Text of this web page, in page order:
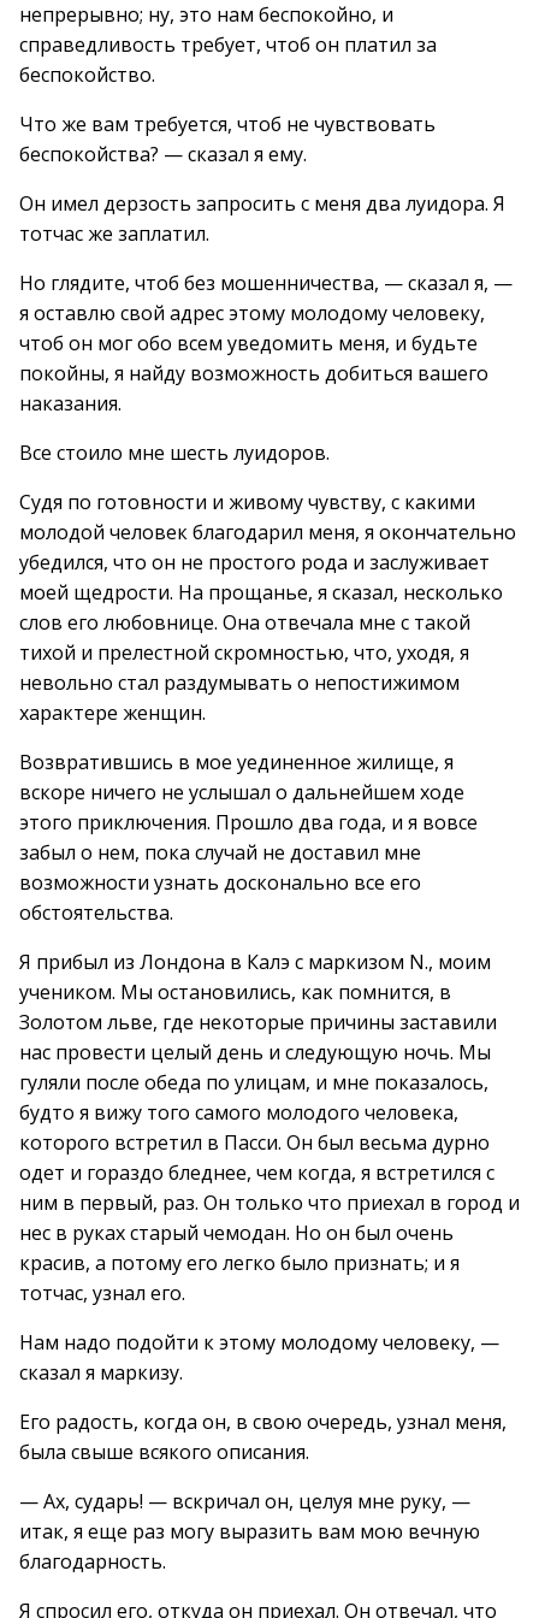
непрерывно; ну, это нам беспокойно, и
справедливость требует, чтоб он платил за
беспокойство.
Что же вам требуется, чтоб не чувствовать
беспокойства? — сказал я ему.
Он имел дерзость запросить с меня два луидора. Я
тотчас же заплатил.
Но глядите, чтоб без мошенничества, — сказал я, —
я оставлю свой адрес этому молодому человеку,
чтоб он мог обо всем уведомить меня, и будьте
покойны, я найду возможность добиться вашего
наказания.
Все стоило мне шесть луидоров.
Судя по готовности и живому чувству, с какими
молодой человек благодарил меня, я окончательно
убедился, что он не простого рода и заслуживает
моей щедрости. На прощанье, я сказал, несколько
слов его любовнице. Она отвечала мне с такой
тихой и прелестной скромностью, что, уходя, я
невольно стал раздумывать о непостижимом
характере женщин.
Возвратившись в мое уединенное жилище, я
вскоре ничего не услышал о дальнейшем ходе
этого приключения. Прошло два года, и я вовсе
забыл о нем, пока случай не доставил мне
возможности узнать досконально все его
обстоятельства.
Я прибыл из Лондона в Калэ с маркизом N., моим
учеником. Мы остановились, как помнится, в
Золотом льве, где некоторые причины заставили
нас провести целый день и следующую ночь. Мы
гуляли после обеда по улицам, и мне показалось,
будто я вижу того самого молодого человека,
которого встретил в Пасси. Он был весьма дурно
одет и гораздо бледнее, чем когда, я встретился с
ним в первый, раз. Он только что приехал в город и
нес в руках старый чемодан. Но он был очень
красив, а потому его легко было признать; и я
тотчас, узнал его.
Нам надо подойти к этому молодому человеку, —
сказал я маркизу.
Его радость, когда он, в свою очередь, узнал меня,
была свыше всякого описания.
— Ах, сударь! — вскричал он, целуя мне руку, —
итак, я еще раз могу выразить вам мою вечную
благодарность.
Я спросил его, откуда он приехал. Он отвечал, что